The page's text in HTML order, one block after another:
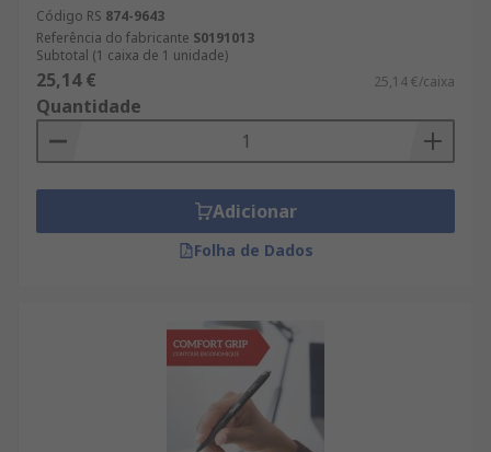
Código RS 874-9643
Referência do fabricante S0191013
Subtotal (1 caixa de 1 unidade)
25,14 € 25,14 €/caixa
Quantidade
Adicionar
Folha de Dados